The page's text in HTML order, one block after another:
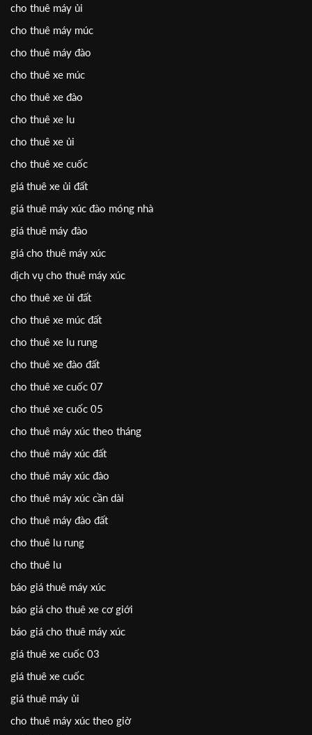
cho thuê máy ủi
cho thuê máy múc
cho thuê máy đào
cho thuê xe múc
cho thuê xe đào
cho thuê xe lu
cho thuê xe ủi
cho thuê xe cuốc
giá thuê xe ủi đất
giá thuê máy xúc đào móng nhà
giá thuê máy đào
giá cho thuê máy xúc
dịch vụ cho thuê máy xúc
cho thuê xe ủi đất
cho thuê xe múc đất
cho thuê xe lu rung
cho thuê xe đào đất
cho thuê xe cuốc 07
cho thuê xe cuốc 05
cho thuê máy xúc theo tháng
cho thuê máy xúc đất
cho thuê máy xúc đào
cho thuê máy xúc cần dài
cho thuê máy đào đất
cho thuê lu rung
cho thuê lu
báo giá thuê máy xúc
báo giá cho thuê xe cơ giới
báo giá cho thuê máy xúc
giá thuê xe cuốc 03
giá thuê xe cuốc
giá thuê máy ủi
cho thuê máy xúc theo giờ